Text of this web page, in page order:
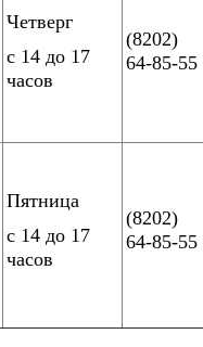
Четверг
с 14 до 17
часов
(8202)
64-85-55
Пятница
с 14 до 17
часов
(8202)
64-85-55